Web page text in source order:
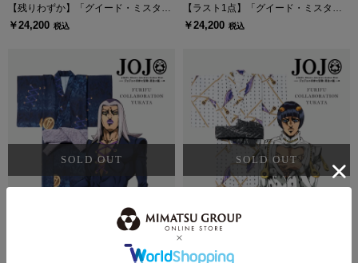
【残りわずか】「グイード・ミスタ」
レディース浴衣・へこ帯セット
￥24,200 税込
【ラスト1点】「グイード・ミスタ」
メンズ浴衣・へこ帯セット
￥24,200 税込